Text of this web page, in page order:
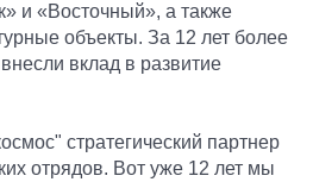
и «Восточный», а также
объекты. За 12 лет более
вклад в развитие
стратегический партнер
отрядов. Вот уже 12 лет мы